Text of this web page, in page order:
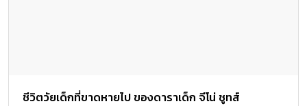
ชีวิตวัยเด็กที่ขาดหายไป ของดาราเด็ก จีโน่ ชูทส์